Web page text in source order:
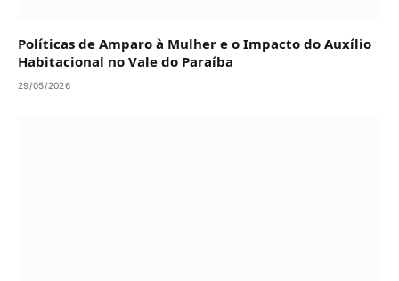
Políticas de Amparo à Mulher e o Impacto do Auxílio
Habitacional no Vale do Paraíba
29/05/2026